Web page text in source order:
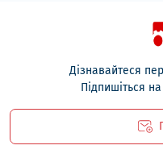
Дізнавайтеся
Підпишіться